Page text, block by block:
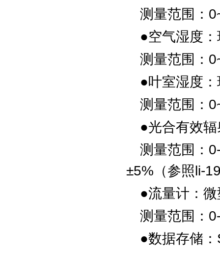
测量范围：
●空气湿度：
测量范围：
●叶室湿度：
测量范围：
●光合有效
测量范围：
±5%（参照li-
●流量计：
测量范围：
●数据存储：